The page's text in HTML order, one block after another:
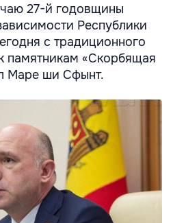
27-й годовщины
Республики
с традиционного
памятникам «Скорбящая
Маре ши Сфынт.